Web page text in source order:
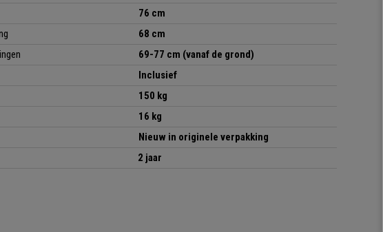
76 cm
68 cm
69-77 cm (vanaf de grond)
Inclusief
150 kg
16 kg
Nieuw in originele verpakking
2 jaar